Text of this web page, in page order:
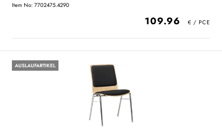
Item No: 7702475.4290
109.96
AUSLAUFARTIKEL